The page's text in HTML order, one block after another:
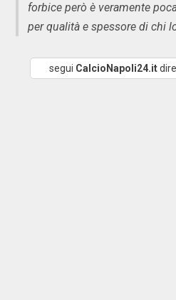
forbice però è veramente
per qualità e spessore di chi
segui CalcioNapoli24.it